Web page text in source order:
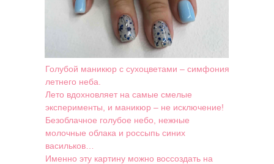
Голубой маникюр с сухоцветами – симфония
летнего неба.
Лето вдохновляет на самые смелые
эксперименты, и маникюр – не исключение!
Безоблачное голубое небо, нежные
молочные облака и россыпь синих
васильков…
Именно эту картину можно воссоздать на